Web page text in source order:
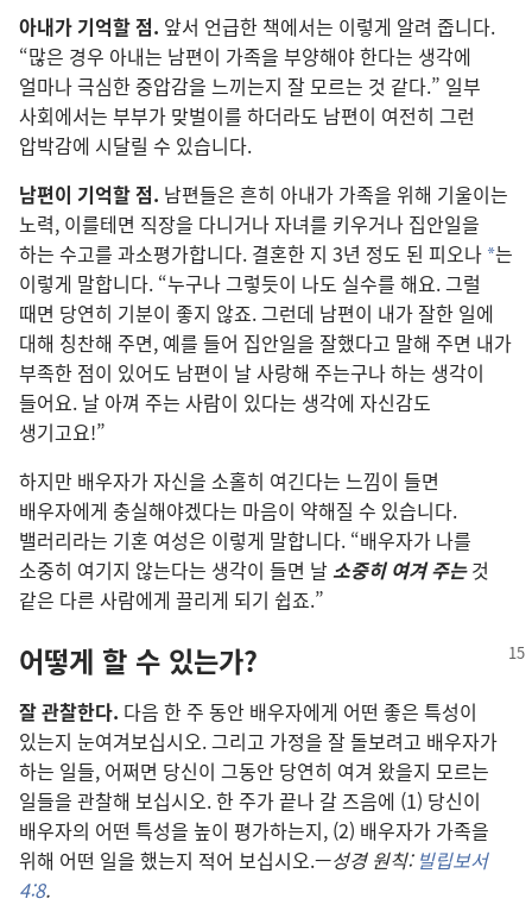
아내가 기억할 점. 앞서 언급한 책에서는 이렇게 알려 줍니다.
“많은 경우 아내는 남편이 가족을 부양해야 한다는 생각에
얼마나 극심한 중압감을 느끼는지 잘 모르는 것 같다.” 일부
사회에서는 부부가 맞벌이를 하더라도 남편이 여전히 그런
압박감에 시달릴 수 있습니다.
남편이 기억할 점. 남편들은 흔히 아내가 가족을 위해 기울이는
노력, 이를테면 직장을 다니거나 자녀를 키우거나 집안일을
하는 수고를 과소평가합니다. 결혼한 지 3년 정도 된 피오나 a는
이렇게 말합니다. “누구나 그렇듯이 나도 실수를 해요. 그럴
때면 당연히 기분이 좋지 않죠. 그런데 남편이 내가 잘한 일에
대해 칭찬해 주면, 예를 들어 집안일을 잘했다고 말해 주면 내가
부족한 점이 있어도 남편이 날 사랑해 주는구나 하는 생각이
들어요. 날 아껴 주는 사람이 있다는 생각에 자신감도
생기고요!”
하지만 배우자가 자신을 소홀히 여긴다는 느낌이 들면
배우자에게 충실해야겠다는 마음이 약해질 수 있습니다.
밸러리라는 기혼 여성은 이렇게 말합니다. “배우자가 나를
소중히 여기지 않는다는 생각이 들면 날소중히 여겨 주는것
같은 다른 사람에게 끌리게 되기 쉽죠.”
어떻게 할 수 있는가?
잘 관찰한다. 다음 한 주 동안 배우자에게 어떤 좋은 특성이
있는지 눈여겨보십시오. 그리고 가정을 잘 돌보려고 배우자가
하는 일들, 어쩌면 당신이 그동안 당연히 여겨 왔을지 모르는
일들을 관찰해 보십시오. 한 주가 끝나 갈 즈음에 (1) 당신이
배우자의 어떤 특성을 높이 평가하는지, (2) 배우자가 가족을
위해 어떤 일을 했는지 적어 보십시오.—성경 원칙: 빌립보서
4:8.